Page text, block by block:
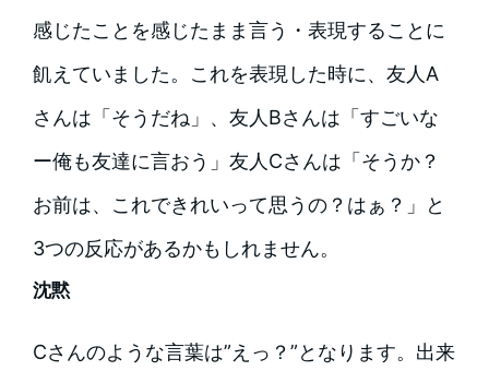
感じたことを感じたまま言う・表現することに
飢えていました。これを表現した時に、友人A
さんは「そうだね」、友人Bさんは「すごいな
ー俺も友達に言おう」友人Cさんは「そうか？
お前は、これできれいって思うの？はぁ？」と
3つの反応があるかもしれません。
沈黙
Cさんのような言葉は”えっ？”となります。出来